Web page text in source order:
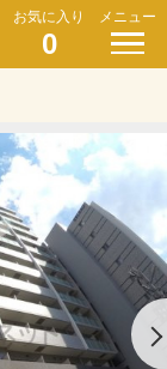
お気に入り
0
メニュー